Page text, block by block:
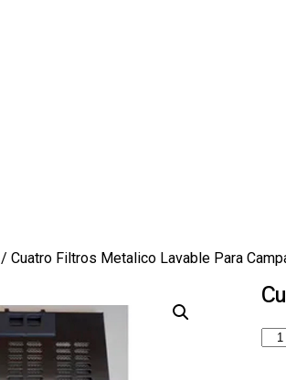
/ Cuatro Filtros Metalico Lavable Para